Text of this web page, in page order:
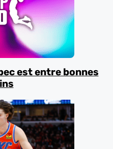
est entre bonnes